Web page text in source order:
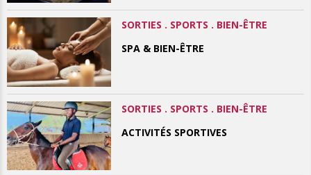
SORTIES . SPORTS . BIEN-ÊTRE
SPA & BIEN-ÊTRE
SORTIES . SPORTS . BIEN-ÊTRE
ACTIVITÉS SPORTIVES